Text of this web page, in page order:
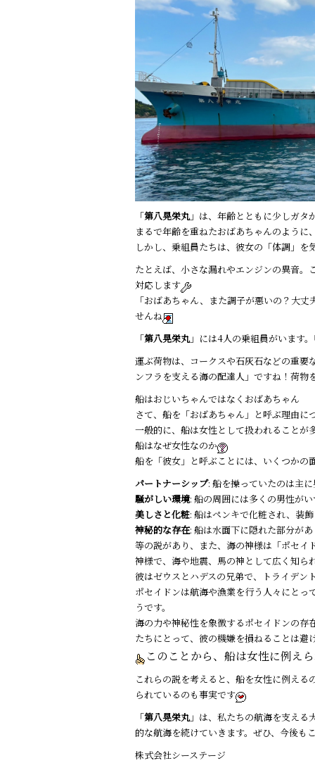
「第八晃栄丸 」は、年齢とともに少しガタ
まるで年齢を重ねたおばあちゃんのように
しかし、乗組員たちは、彼女の「体調」
たとえば、小さな漏れやエンジンの異音。
対応します
「おばあちゃん、また調子が悪いの？大
せんね
「第八晃栄丸 」には4人の乗組員がいます
運ぶ荷物は、コークスや石灰石などの重要
ンフラを支える海の配達人」ですね！荷物
船はおじいちゃんではなくおばあちゃん
さて、船を「おばあちゃん」と呼ぶ理由に
一般的に、船は女性として扱われることが
船はなぜ女性なのか
船を「彼女」と呼ぶことには、いくつかの
パートナーシップ: 船を操っていたのは主
騒がしい環境: 船の周囲には多くの男性が
美しさと化粧: 船はペンキで化粧され、装
神秘的な存在: 船は水面下に隠れた部分が
等の説があり、また、海の神様は「ポセイ
神様で、海や地震、馬の神として広く知ら
彼はゼウスとハデスの兄弟で、トライデン
ポセイドンは航海や漁業を行う人々にと
うです。
海の力や神秘性を象徴するポセイドンの存
たちにとって、彼の機嫌を損ねることは避
このことから、船は女性に例え
これらの説を考えると、船を女性に例え
られているのも事実です
「第八晃栄丸 」は、私たちの航海を支え
的な航海を続けていきます。ぜひ、今後も
株式会社シーステージ